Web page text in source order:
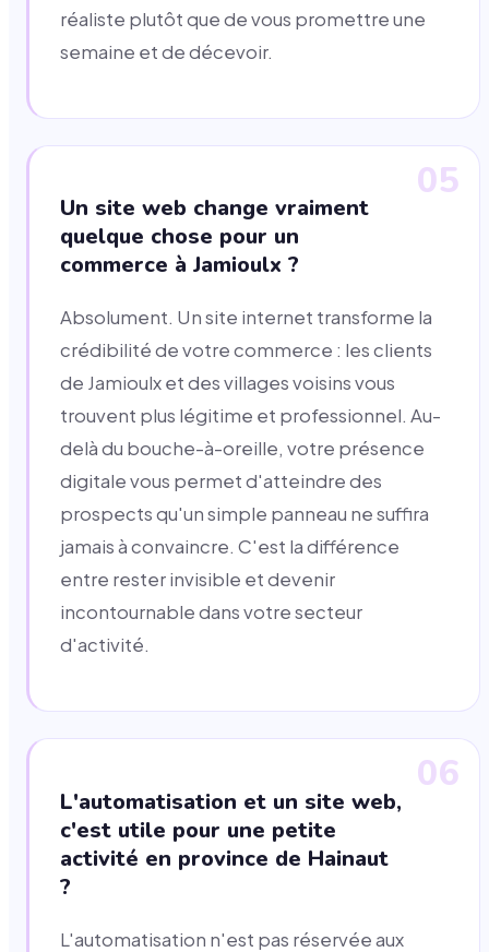
réaliste plutôt que de vous promettre une
semaine et de décevoir.
05
Un site web change vraiment
quelque chose pour un
commerce à Jamioulx ?
Absolument. Un site internet transforme la
crédibilité de votre commerce : les clients
de Jamioulx et des villages voisins vous
trouvent plus légitime et professionnel. Au-
delà du bouche-à-oreille, votre présence
digitale vous permet d'atteindre des
prospects qu'un simple panneau ne suffira
jamais à convaincre. C'est la différence
entre rester invisible et devenir
incontournable dans votre secteur
d'activité.
06
L'automatisation et un site web,
c'est utile pour une petite
activité en province de Hainaut
?
L'automatisation n'est pas réservée aux